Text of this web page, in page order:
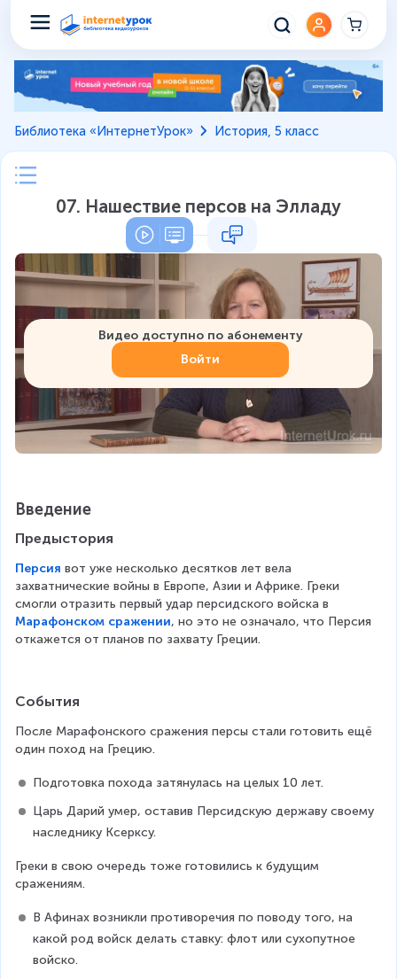
Библиотека «ИнтернетУрок» История, 5 класс
07. Нашествие персов на Элладу
Видео доступно по абонементу
Войти
Введение
Предыстория
Персия
ахватнические войны в Европе, Азии и Африке. Греки с
могли отразить первый удар персидского войска в
Марафонском сражении
, но это не означало, что Персия о
ткажется от планов по захвату Греции.
События
После Марафонского сражения персы стали готовить ещё
один поход на Грецию.
Подготовка похода затянулась на целых 10 лет.
Царь Дарий умер, оставив Персидскую державу своему
наследнику Ксерксу.
Греки в свою очередь тоже готовились к будущим
сражениям.
В Афинах возникли противоречия по поводу того, на
какой род войск делать ставку: флот или сухопутное
войско.